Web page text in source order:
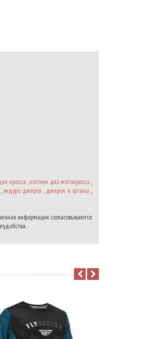
кросса ,костюм для мотокросса ,
, эндуро джерси , джерси и штаны ,
информация согласовываются